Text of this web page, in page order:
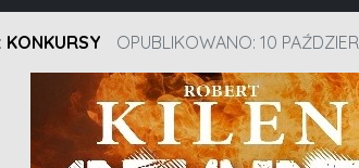
KONKURSY OPUBLIKOWANO: 10